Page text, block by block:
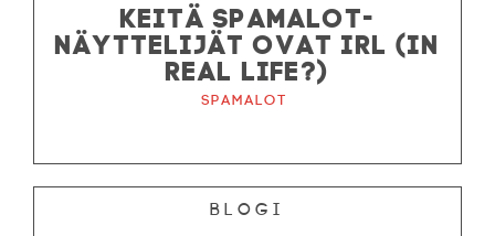
KEITÄ SPAMALOT-
NÄYTTELIJÄT OVAT IRL (IN
REAL LIFE?)
Spamalot
Blogi